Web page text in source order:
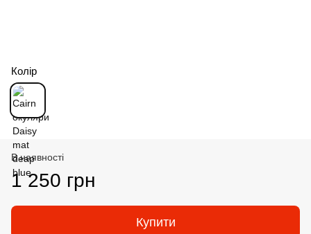
Колір
В наявності
1 250 грн
Купити